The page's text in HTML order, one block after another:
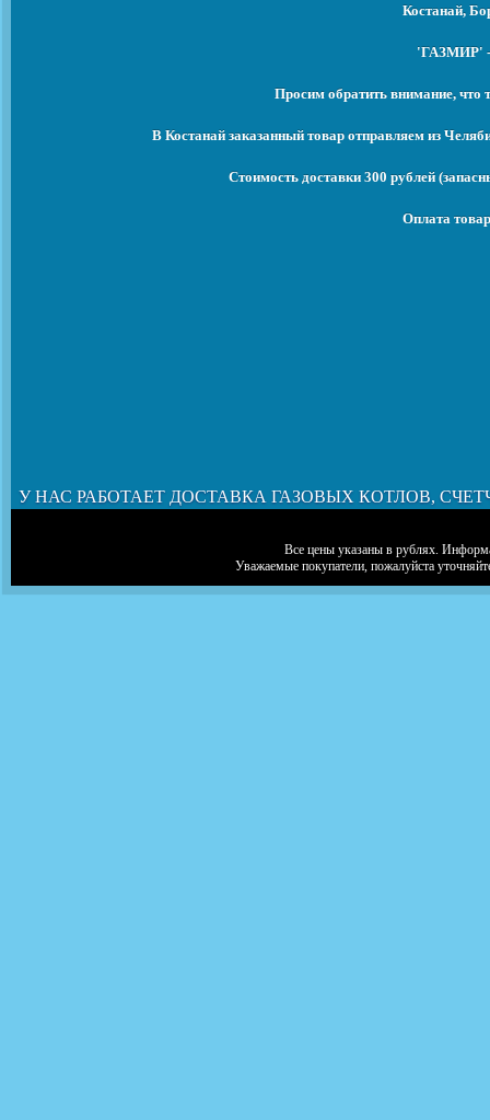
Костанай,
'ГАЗМИР' -
Просим обратить внимание, что
В Костанай заказанный товар отправляем из
Стоимость доставки 300 рублей
Оплата
У НАС РАБОТАЕТ ДОСТАВКА ГАЗОВЫХ КОТЛОВ,
Все цены указаны в рублях.
Уважаемые покупатели, пожалуйста